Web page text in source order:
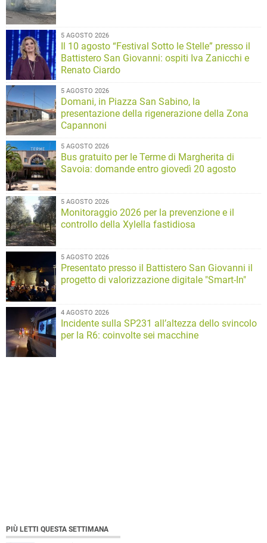
5 AGOSTO 2026
Il 10 agosto “Festival Sotto le Stelle” presso il
Battistero San Giovanni: ospiti Iva Zanicchi e
Renato Ciardo
5 AGOSTO 2026
Domani, in Piazza San Sabino, la
presentazione della rigenerazione della Zona
Capannoni
5 AGOSTO 2026
Bus gratuito per le Terme di Margherita di
Savoia: domande entro giovedì 20 agosto
5 AGOSTO 2026
Monitoraggio 2026 per la prevenzione e il
controllo della Xylella fastidiosa
5 AGOSTO 2026
Presentato presso il Battistero San Giovanni il
progetto di valorizzazione digitale "Smart-In"
4 AGOSTO 2026
Incidente sulla SP231 all’altezza dello svincolo
per la R6: coinvolte sei macchine
PIÙ LETTI QUESTA SETTIMANA